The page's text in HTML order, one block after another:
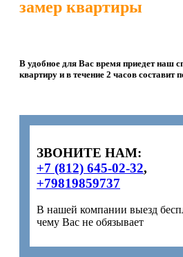
замер квартиры
В удобное для Вас время приедет наш
квартиру и в течение 2 часов составит
ЗВОНИТЕ НАМ:
+7 (812) 645-02-32,
+79819859737
В нашей компании выезд
чему Вас не обязывает